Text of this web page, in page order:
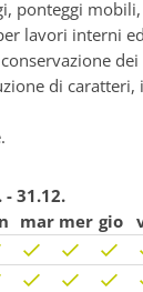
ponteggi mobili,
lavori interni
di caratteri,
- 31.12.
mar mer gio